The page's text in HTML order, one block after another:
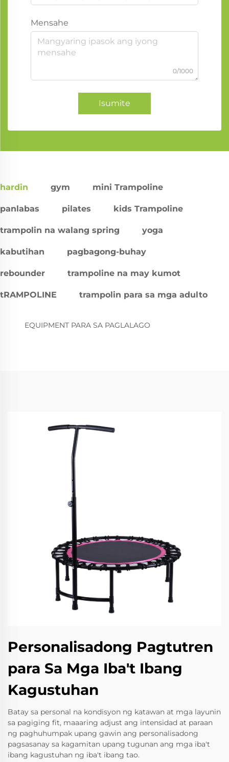
Mensahe
0/1000
Isumite
hardin gym mini Trampoline
panlabas pilates kids Trampoline
trampolin na walang spring yoga
kabutihan pagbagong-buhay
rebounder trampoline na may kumot
tRAMPOLINE trampolin para sa mga adulto
EQUIPMENT PARA SA PAGLALAGO
Personalisadong Pagtutren
para Sa Mga Iba't Ibang
Kagustuhan
Batay sa personal na kondisyon ng katawan at mga layunin
sa pagiging fit, maaaring adjust ang intensidad at paraan
ng paghuhumpak upang gawin ang personalisadong
pagsasanay sa kagamitan upang tugunan ang mga iba't
ibang kagustuhan ng iba't ibang tao.